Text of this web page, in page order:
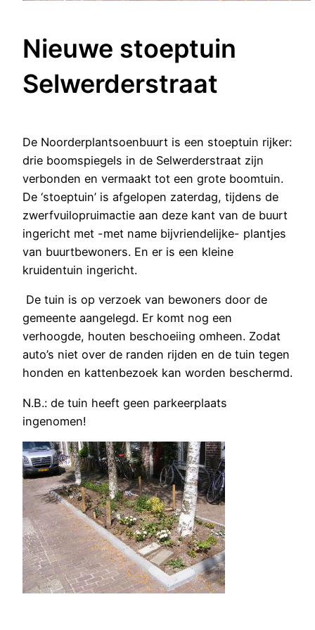
Nieuwe stoeptuin
Selwerderstraat
De Noorderplantsoenbuurt is een stoeptuin rijker:
drie boomspiegels in de Selwerderstraat zijn
verbonden en vermaakt tot een grote boomtuin.
De ‘stoeptuin’ is afgelopen zaterdag, tijdens de
zwerfvuilopruimactie aan deze kant van de buurt
ingericht met -met name bijvriendelijke- plantjes
van buurtbewoners. En er is een kleine
kruidentuin ingericht.
De tuin is op verzoek van bewoners door de
gemeente aangelegd. Er komt nog een
verhoogde, houten beschoeiing omheen. Zodat
auto’s niet over de randen rijden en de tuin tegen
honden en kattenbezoek kan worden beschermd.
N.B.: de tuin heeft geen parkeerplaats
ingenomen!